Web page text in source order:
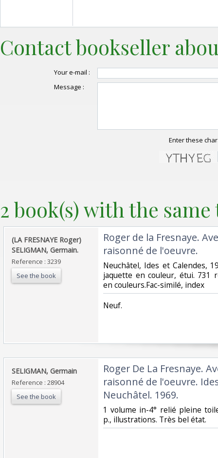
Contact bookseller
Your e-mail :
Message :
Enter these
2 book(s) with the
‎(LA FRESNAYE Roger)
SELIGMAN, Germain. ‎
Reference : 3239
See the book
‎Roger de la Fresnaye.
raisonné de l'oeuvre. ‎
‎Neuchâtel, Ides et Calendes,
jaquette en couleur, étui. 731
en couleurs.Fac-similé, index‎
‎Neuf.‎
‎SELIGMAN, Germain‎
Reference : 28904
See the book
‎Roger De La Fresnaye.
raisonné de l'oeuvre.
Neuchâtel. 1969.‎
‎1 volume in-4° relié pleine
p., illustrations. Très bel état. ‎